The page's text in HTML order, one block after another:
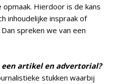
Hierdoor is de kans
inhoudelijke inspraak of
spreken we van een
artikel en advertorial?
stukken waarbij